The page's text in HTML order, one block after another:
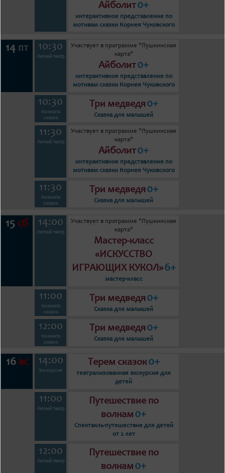
Айболит0+
интерактивное представление по
мотивам сказки Корнея Чуковского
14 пт 10:30
Летний театр
Участвует в программе "Пушкинская
карта"
Айболит0+
интерактивное представление по
мотивам сказки Корнея Чуковского
10:30
Комната
сказок
Три медведя0+
Сказка для малышей
11:30
Летний театр
Участвует в программе "Пушкинская
карта"
Айболит0+
интерактивное представление по
мотивам сказки Корнея Чуковского
11:30
Комната
сказок
Три медведя0+
Сказка для малышей
15 сб 14:00
Летний театр
Участвует в программе "Пушкинская
карта"
Мастер-класс
«ИСКУССТВО
ИГРАЮЩИХ КУКОЛ»6+
мастер-класс
11:00
Комната
сказок
Три медведя0+
Сказка для малышей
12:00
Комната
сказок
Три медведя0+
Сказка для малышей
16вс 14:00
Экскурсия
Терем сказок0+
театрализованная экскурсия для
детей
11:00
Летний театр
Путешествие по
волнам0+
Спектакль-путешествие для детей
от 2 лет
12:00
Летний театр
Путешествие по
волнам0+